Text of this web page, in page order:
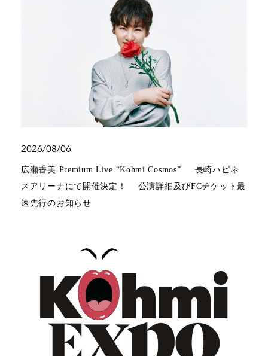
2026/08/06
広瀬香美 Premium Live “Kohmi Cosmos” 長崎ハピネ
スアリーナにて開催決定！ 公演詳細及びFCチケット最
速先行のお知らせ